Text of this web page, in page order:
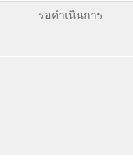
รอดำเนินการ